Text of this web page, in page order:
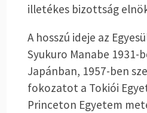
illetékes bizottság
A hosszú ideje az
Syukuro Manabe 1931-
Japánban, 1957-ben
fokozatot a Tokiói
Princeton Egyetem